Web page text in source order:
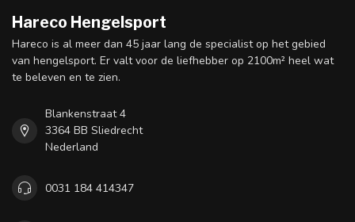
Hareco Hengelsport
Hareco is al meer dan 45 jaar lang de specialist op het gebied
van hengelsport. Er valt voor de liefhebber op 2100m² heel wat
te beleven en te zien.
Blankenstraat 4
3364 BB Sliedrecht
Nederland
0031 184 414347